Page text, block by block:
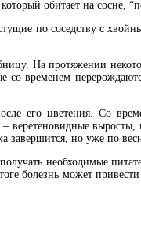
обитает на сосне,
по соседству с
На протяжении
со временем
его цветения. Со
но уже по
необходимые
болезнь может